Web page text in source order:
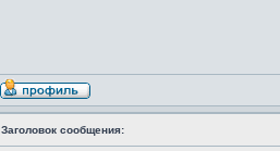
Заголовок сообщения: